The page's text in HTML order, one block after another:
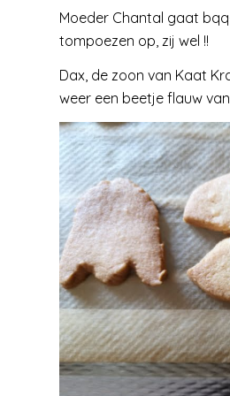
Moeder Chantal gaat
tompoezen op, zij wel !!
Dax, de zoon van Kaat
weer een beetje flauw